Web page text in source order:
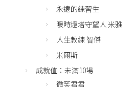
永遠的練習生
暖時燈塔守望人 米雅
人生教練 智傑
米爾斯
成就值：未滿10場
微笑君君